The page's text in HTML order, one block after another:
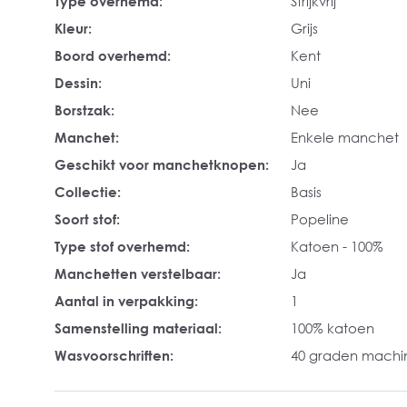
Kleur:
Grijs
Boord overhemd:
Kent
Dessin:
Uni
Borstzak:
Nee
Manchet:
Enkele manchet
Geschikt voor manchetknopen:
Ja
Collectie:
Basis
Soort stof:
Popeline
Type stof overhemd:
Katoen - 100%
Manchetten verstelbaar:
Ja
Aantal in verpakking:
1
Samenstelling materiaal:
100% katoen
Wasvoorschriften:
40 graden